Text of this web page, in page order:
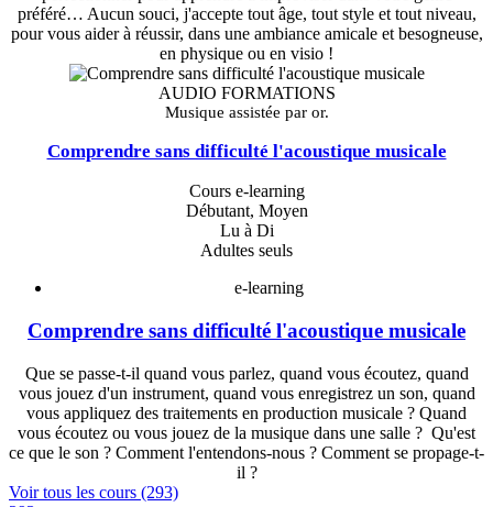
préféré… Aucun souci, j'accepte tout âge, tout style et tout niveau,
pour vous aider à réussir, dans une ambiance amicale et besogneuse,
en physique ou en visio !
AUDIO FORMATIONS
Musique assistée par or.
Comprendre sans difficulté l'acoustique musicale
Cours e-learning
Débutant, Moyen
Lu à Di
Adultes seuls
e-learning
Comprendre sans difficulté l'acoustique musicale
Que se passe-t-il quand vous parlez, quand vous écoutez, quand
vous jouez d'un instrument, quand vous enregistrez un son, quand
vous appliquez des traitements en production musicale ? Quand
vous écoutez ou vous jouez de la musique dans une salle ? Qu'est
ce que le son ? Comment l'entendons-nous ? Comment se propage-t-
il ?
Voir tous les cours (293)